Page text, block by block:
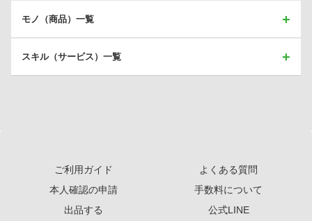
モノ（商品）一覧
スキル（サービス）一覧
ご利用ガイド
よくある質問
本人確認の申請
手数料について
出品する
公式LINE